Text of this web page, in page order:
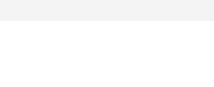
！进群方式：加李小日微信「
（可以是自己的研究方向、喜欢《日知录